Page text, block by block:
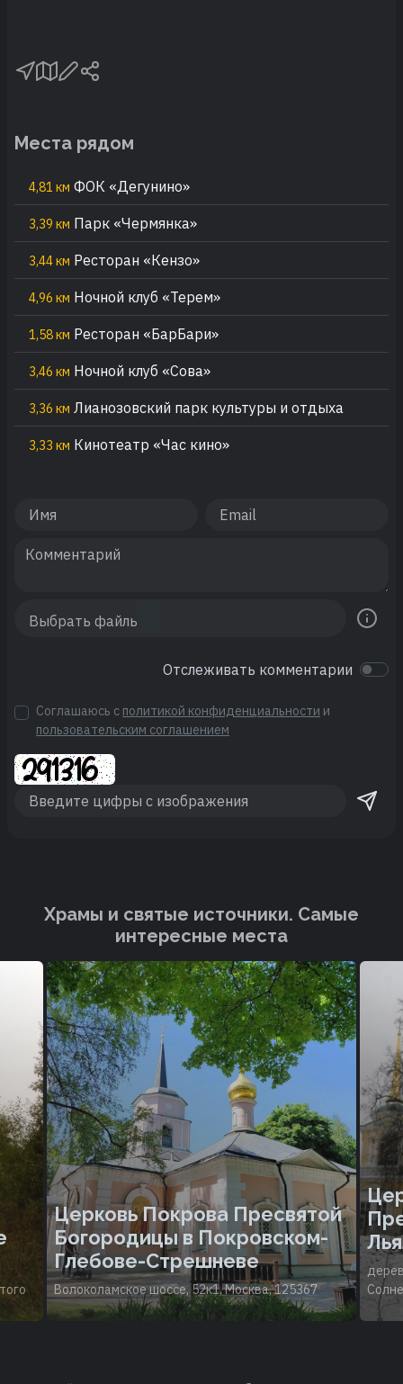
Места рядом
4,81 км ФОК «Дегунино»
3,39 км Парк «Чермянка»
3,44 км Ресторан «Кензо»
4,96 км Ночной клуб «Терем»
1,58 км Ресторан «БарБари»
3,46 км Ночной клуб «Сова»
3,36 км Лианозовский парк культуры и отдыха
3,33 км Кинотеатр «Час кино»
Отслеживать комментарии
Соглашаюсь с политикой конфиденциальности и
пользовательским соглашением
Храмы и святые источники. Cамые
интересные места
Церковь Покрова Пресвятой
Богородицы в Покровском-
Глебове-Стрешневе
Волоколамское шоссе, 52к1, Москва, 125367